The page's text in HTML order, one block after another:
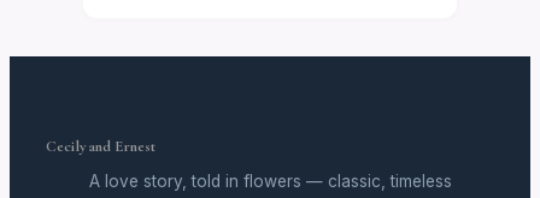
Cecily and Ernest
A love story, told in flowers — classic, timeless